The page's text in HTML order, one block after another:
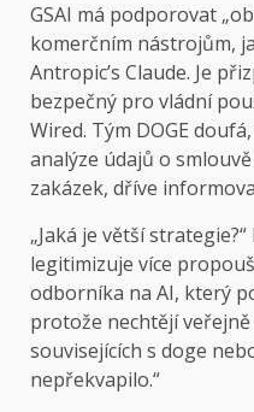
GSAI má podporovat
komerčním nástrojům,
Antropic’s Claude. Je
bezpečný pro vládní
Wired. Tým DOGE
analýze údajů o
zakázek, dříve
„Jaká je větší
legitimizuje více
odborníka na AI, který
protože nechtějí
souvisejících s doge
nepřekvapilo.“